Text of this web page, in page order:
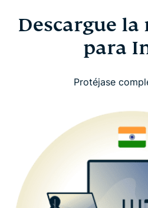
Descargue la
para
Protéjase